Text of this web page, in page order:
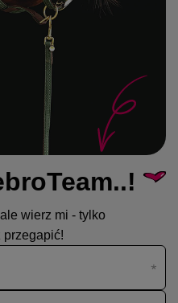
wierz mi - tylko
przegapić!